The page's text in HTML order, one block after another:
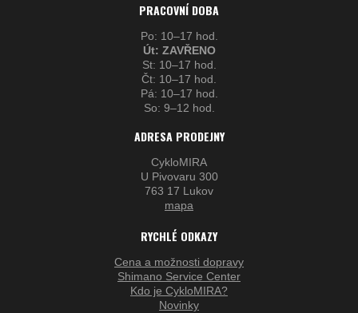
PRACOVNÍ DOBA
Po: 10–17 hod.
Út: ZAVŘENO
St: 10–17 hod.
Čt: 10–17 hod.
Pá: 10–17 hod.
So: 9–12 hod.
ADRESA PRODEJNY
CykloMIRA
U Pivovaru 300
763 17 Lukov
mapa
RYCHLÉ ODKAZY
Cena a možnosti dopravy
Shimano Service Center
Kdo je CykloMIRA?
Novinky